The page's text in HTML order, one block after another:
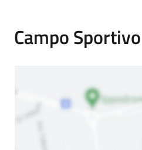
Campo Sportivo